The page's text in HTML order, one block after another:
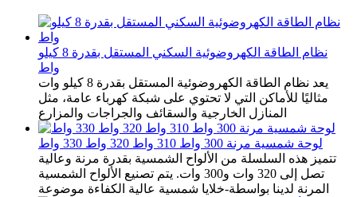
نظام الطاقة الكهروضوئية السكني المستقل بقدرة 8 كيلو
واط
يعد نظام الطاقة الكهروضوئية المستقل بقدرة 8 كيلو وات
مثاليًا للأماكن التي لا تحتوي على شبكة كهرباء عامة، مثل
المنازل الخارجية والسقائف والجراجات والمزارع
لوحة شمسية مرنة 300 واط 310 واط 320 واط 330 واط
تتميز هذه السلسلة من الألواح الشمسية بقدرة مرنة وعالية
تصل إلى 320 وات و300 وات. يتم تصنيع الألواح الشمسية
المرنة لدينا بواسطة-خلايا شمسية عالية الكفاءة موضوعة